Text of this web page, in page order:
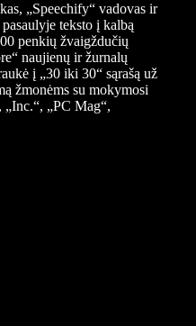
„Speechify“ vadovas ir
teksto į kalbą
penkių žvaigždučių
naujienų ir žurnalų
į „30 iki 30“ sąrašą už
žmonėms su mokymosi
„PC Mag“,